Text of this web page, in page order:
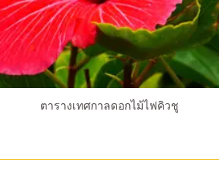
ตารางเทศกาลดอกไม้ไฟคิวชู